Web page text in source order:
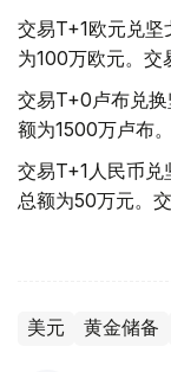
交易T+1欧元兑
为100万欧元。交
交易T+0卢布兑
额为1500万卢布
交易T+1人民币兑
总额为50万元。
美元 黄金储备